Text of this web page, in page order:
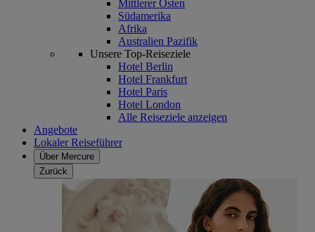
Mittlerer Osten
Südamerika
Afrika
Australien Pazifik
Unsere Top-Reiseziele
Hotel Berlin
Hotel Frankfurt
Hotel Paris
Hotel London
Alle Reiseziele anzeigen
Angebote
Lokaler Reiseführer
Über Mercure
Zurück